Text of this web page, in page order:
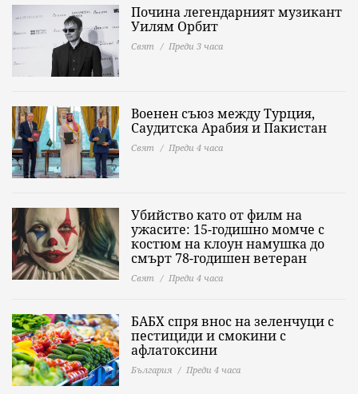
Почина легендарният музикант
Уилям Орбит
Свят Преди 3 часа
Военен съюз между Турция,
Саудитска Арабия и Пакистан
Свят Преди 4 часа
Убийство като от филм на
ужасите: 15-годишно момче с
костюм на клоун намушка до
смърт 78-годишен ветеран
Свят Преди 4 часа
БАБХ спря внос на зеленчуци с
пестициди и смокини с
афлатоксини
България Преди 4 часа